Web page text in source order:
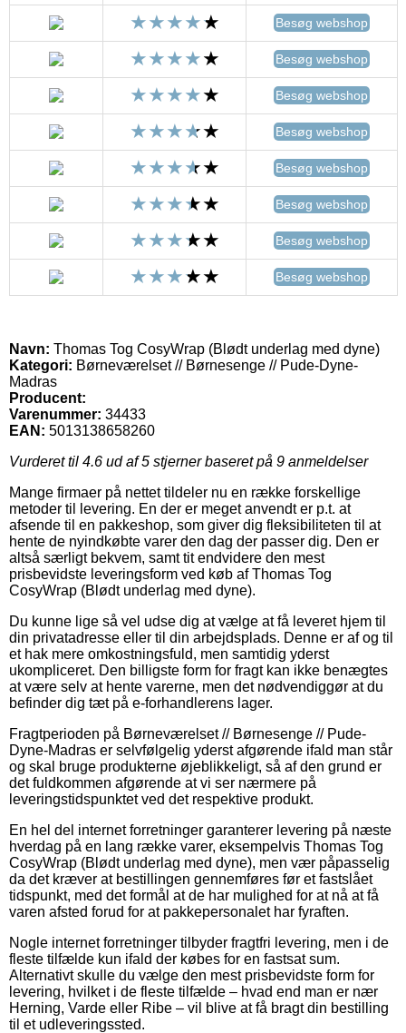
Besøg webshop
Besøg webshop
Besøg webshop
Besøg webshop
Besøg webshop
Besøg webshop
Besøg webshop
Besøg webshop
Navn: Thomas Tog CosyWrap (Blødt underlag med dyne)
Kategori: Børneværelset // Børnesenge // Pude-Dyne-
Madras
Producent:
Varenummer: 34433
EAN: 5013138658260
Vurderet til 4.6 ud af 5 stjerner baseret på 9 anmeldelser
Mange firmaer på nettet tildeler nu en række forskellige
metoder til levering. En der er meget anvendt er p.t. at
afsende til en pakkeshop, som giver dig fleksibiliteten til at
hente de nyindkøbte varer den dag der passer dig. Den er
altså særligt bekvem, samt tit endvidere den mest
prisbevidste leveringsform ved køb af Thomas Tog
CosyWrap (Blødt underlag med dyne).
Du kunne lige så vel udse dig at vælge at få leveret hjem til
din privatadresse eller til din arbejdsplads. Denne er af og til
et hak mere omkostningsfuld, men samtidig yderst
ukompliceret. Den billigste form for fragt kan ikke benægtes
at være selv at hente varerne, men det nødvendiggør at du
befinder dig tæt på e-forhandlerens lager.
Fragtperioden på Børneværelset // Børnesenge // Pude-
Dyne-Madras er selvfølgelig yderst afgørende ifald man står
og skal bruge produkterne øjeblikkeligt, så af den grund er
det fuldkommen afgørende at vi ser nærmere på
leveringstidspunktet ved det respektive produkt.
En hel del internet forretninger garanterer levering på næste
hverdag på en lang række varer, eksempelvis Thomas Tog
CosyWrap (Blødt underlag med dyne), men vær påpasselig
da det kræver at bestillingen gennemføres før et fastslået
tidspunkt, med det formål at de har mulighed for at nå at få
varen afsted forud for at pakkepersonalet har fyraften.
Nogle internet forretninger tilbyder fragtfri levering, men i de
fleste tilfælde kun ifald der købes for en fastsat sum.
Alternativt skulle du vælge den mest prisbevidste form for
levering, hvilket i de fleste tilfælde – hvad end man er nær
Herning, Varde eller Ribe – vil blive at få bragt din bestilling
til et udleveringssted.